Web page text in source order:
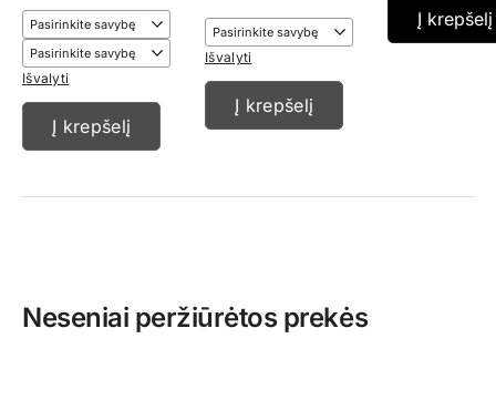
Išvalyti
Į krepšelį
Išvalyti
Į krepšelį
Į krepšelį
Neseniai peržiūrėtos prekės